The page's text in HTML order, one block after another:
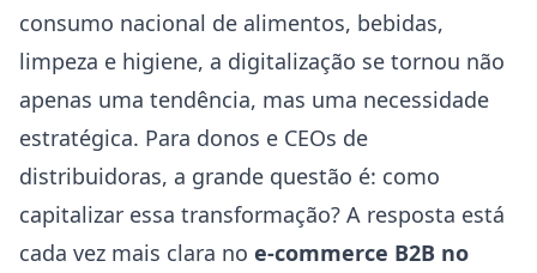
consumo nacional de alimentos, bebidas,
limpeza e higiene, a digitalização se tornou não
apenas uma tendência, mas uma necessidade
estratégica. Para donos e CEOs de
distribuidoras, a grande questão é: como
capitalizar essa transformação? A resposta está
cada vez mais clara no e-commerce B2B no